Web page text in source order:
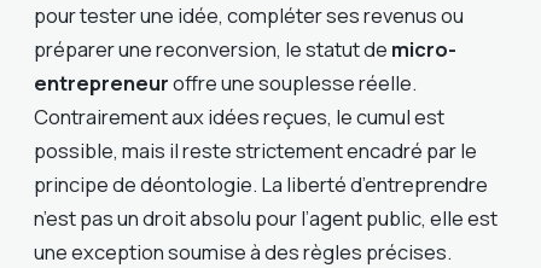
pour tester une idée, compléter ses revenus ou
préparer une reconversion, le statut de micro-
entrepreneuroffre une souplesse réelle.
Contrairement aux idées reçues, le cumul est
possible, mais il reste strictement encadré par le
principe de déontologie. La liberté d’entreprendre
n’est pas un droit absolu pour l’agent public, elle est
une exception soumise à des règles précises.